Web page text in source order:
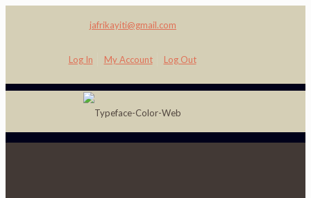
jafrikayiti@gmail.com
Log In My Account Log Out